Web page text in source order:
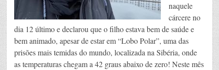
naquele
cárcere no
dia 12 último e declarou que o filho estava bem de saúde e
bem animado, apesar de estar em “Lobo Polar”, uma das
prisões mais temidas do mundo, localizada na Sibéria, onde
as temperaturas chegam a 42 graus abaixo de zero! Neste mês